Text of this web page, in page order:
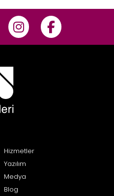
Hizmetler
Yazılım
Medya
Blog